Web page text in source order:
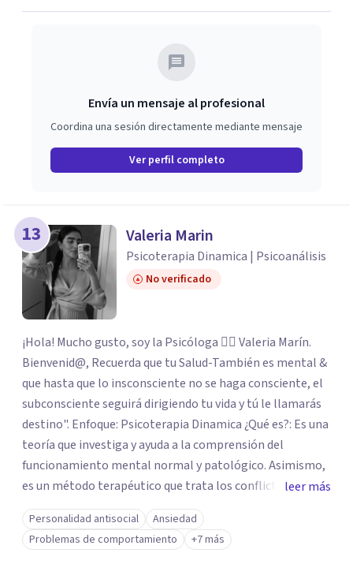
Envía un mensaje al profesional
Coordina una sesión directamente mediante mensaje
Ver perfil completo
13 Valeria Marin
Psicoterapia Dinamica | Psicoanálisis
No verificado
¡Hola! Mucho gusto, soy la Psicóloga 👩‍⚕️ Valeria Marín.
Bienvenid@, Recuerda que tu Salud-También es mental &
que hasta que lo insconsciente no se haga consciente, el
subconsciente seguirá dirigiendo tu vida y tú le llamarás
destino". Enfoque: Psicoterapia Dinamica ¿Qué es?: Es una
teoría que investiga y ayuda a la comprensión del
funcionamiento mental normal y patológico. Asimismo,
es un método terapéutico que trata los conflictos y
dificultades del psiquismo humano. Objetivo:
Comprender los funcionamientos mentales del paciente
tratando de darle significado, ayudarlo a comprender
leer más
Personalidad antisocial
Ansiedad
Problemas de comportamiento
+7 más